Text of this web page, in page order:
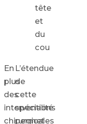
tête
et
du
cou
En
plus
des
interventions
chirurgicales
L’étendue
de
cette
spécialité
permet